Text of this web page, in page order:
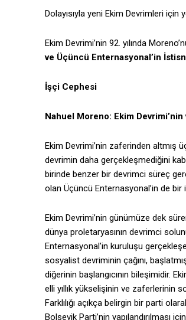
Dolayısıyla yeni Ekim Devrimleri
Ekim Devrimi’nin 92. yılında
ve Üçüncü Enternasyonal’in
İşçi Cephesi
Nahuel Moreno: Ekim
Ekim Devrimi’nin zaferinden altmış
devrimin daha gerçekleşmediğini
birinde benzer bir devrimci süreç
olan Üçüncü Enternasyonal’in de
Ekim Devrimi’nin günümüze dek
dünya proletaryasının devrimci
Enternasyonal’in kuruluşu
sosyalist devriminin çağını,
diğerinin başlangıcının bileşimidir.
elli yıllık yükselişinin ve zaferlerinin
Farklılığı açıkça belirgin bir parti
Bolşevik Parti’nin yapılandırılması